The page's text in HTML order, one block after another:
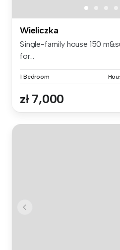
Wieliczka
Single-family house 150
for...
1 Bedroom
zł 7,000